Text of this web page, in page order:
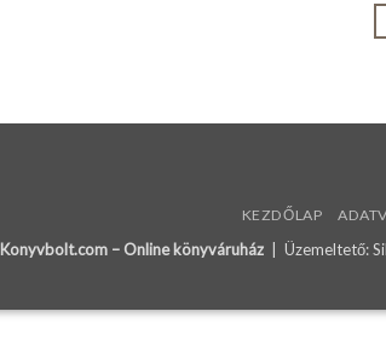
KEZDŐLAP
Konyvbolt.com – Online könyváruház| Üzemeltető: